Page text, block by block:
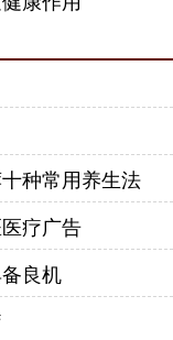
种常用养生法
疗广告
良机